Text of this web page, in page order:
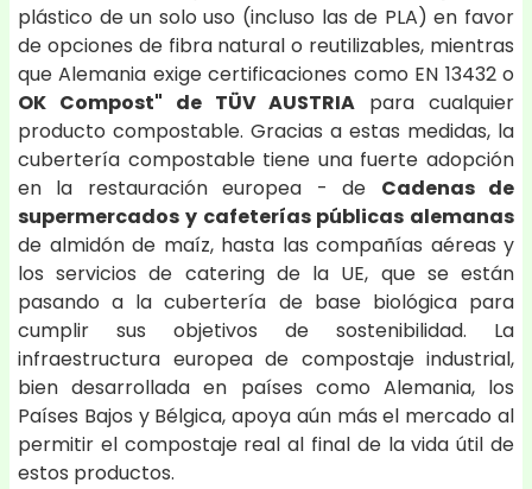
plástico de un solo uso (incluso las de PLA) en favor
de opciones de fibra natural o reutilizables, mientras
que Alemania exige certificaciones como EN 13432 o
OK Compost" de TÜV AUSTRIA para cualquier
producto compostable. Gracias a estas medidas, la
cubertería compostable tiene una fuerte adopción
en la restauración europea - de Cadenas de
supermercados y cafeterías públicas alemanas
de almidón de maíz, hasta las compañías aéreas y
los servicios de catering de la UE, que se están
pasando a la cubertería de base biológica para
cumplir sus objetivos de sostenibilidad. La
infraestructura europea de compostaje industrial,
bien desarrollada en países como Alemania, los
Países Bajos y Bélgica, apoya aún más el mercado al
permitir el compostaje real al final de la vida útil de
estos productos.